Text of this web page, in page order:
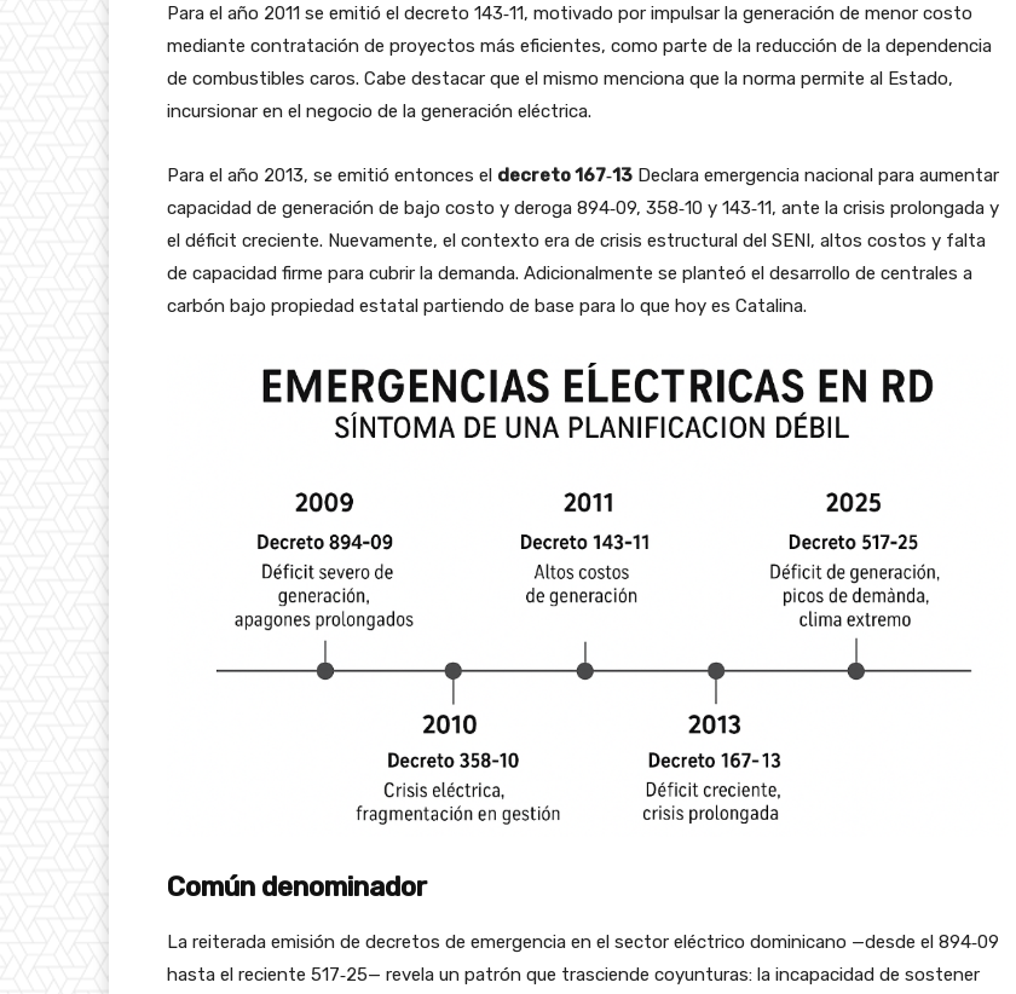
Para el año 2011 se emitió el decreto 143‑11, motivado por impulsar la generación de menor costo
mediante contratación de proyectos más eficientes, como parte de la reducción de la dependencia
de combustibles caros. Cabe destacar que el mismo menciona que la norma permite al Estado,
incursionar en el negocio de la generación eléctrica.
Para el año 2013, se emitió entonces el decreto 167‑13 Declara emergencia nacional para aumentar
capacidad de generación de bajo costo y deroga 894‑09, 358‑10 y 143‑11, ante la crisis prolongada y
el déficit creciente. Nuevamente, el contexto era de crisis estructural del SENI, altos costos y falta
de capacidad firme para cubrir la demanda. Adicionalmente se planteó el desarrollo de centrales a
carbón bajo propiedad estatal partiendo de base para lo que hoy es Catalina.
Común denominador
La reiterada emisión de decretos de emergencia en el sector eléctrico dominicano —desde el 894‑09
hasta el reciente 517‑25— revela un patrón que trasciende coyunturas: la incapacidad de sostener